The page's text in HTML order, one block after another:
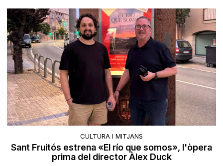
CULTURA I MITJANS
Sant Fruitós estrena «El río que somos», l'òpera
prima del director Àlex Duck